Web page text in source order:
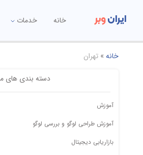
ایرانوبر خانه خدمات
خانه» تهران
دسته بندی های
آموزش
آموزش طراحی لوگو و بررسی لوگو
بازاریابی دیجیتال